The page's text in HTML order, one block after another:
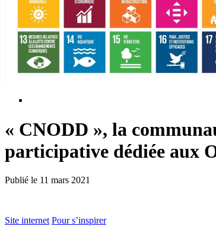
« CNODD », la
participative dédiée aux
Publié le 11 mars 2021
Site internet Pour s’inspirer